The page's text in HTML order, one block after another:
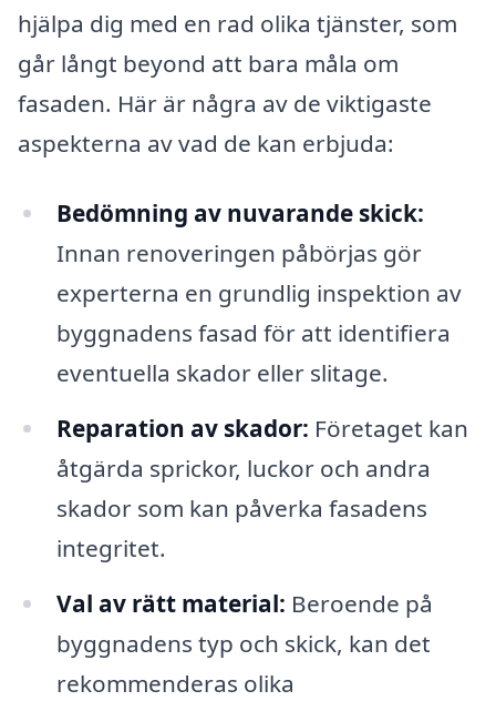
hjälpa dig med en rad olika tjänster, som
går långt beyond att bara måla om
fasaden. Här är några av de viktigaste
aspekterna av vad de kan erbjuda:
Bedömning av nuvarande skick:
Innan renoveringen påbörjas gör
experterna en grundlig inspektion av
byggnadens fasad för att identifiera
eventuella skador eller slitage.
Reparation av skador: Företaget kan
åtgärda sprickor, luckor och andra
skador som kan påverka fasadens
integritet.
Val av rätt material: Beroende på
byggnadens typ och skick, kan det
rekommenderas olika